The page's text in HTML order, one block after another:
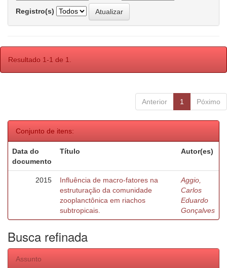
Registro(s)
Resultado 1-1 de 1.
Anterior 1 Póximo
Conjunto de itens:
Data do
documento
Título Autor(es)
2015
Influência de macro-fatores na
estruturação da comunidade
zooplanctônica em riachos
subtropicais.
Aggio,
Carlos
Eduardo
Gonçalves
Busca refinada
Assunto